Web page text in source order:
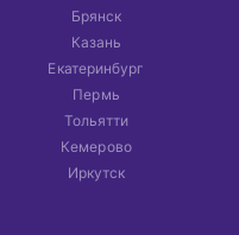
Брянск
Казань
Екатеринбург
Пермь
Тольятти
Кемерово
Иркутск